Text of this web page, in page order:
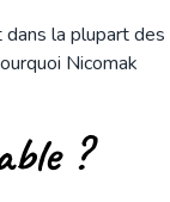
la plupart des
Nicomak
?